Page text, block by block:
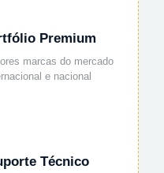
Premium
marcas do mercado
e nacional
Técnico